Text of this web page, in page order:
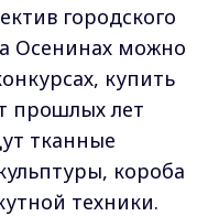
городского
Осенинах можно
купить
прошлых лет
тканные
короба
техники.